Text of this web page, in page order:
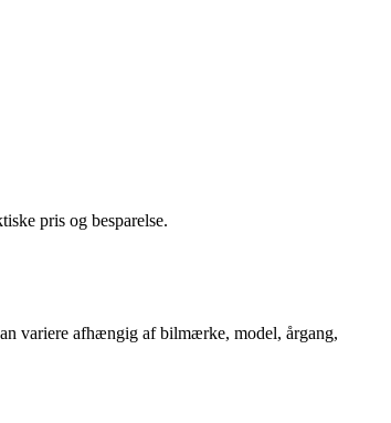
pris og besparelse.
variere afhængig af bilmærke, model, årgang,